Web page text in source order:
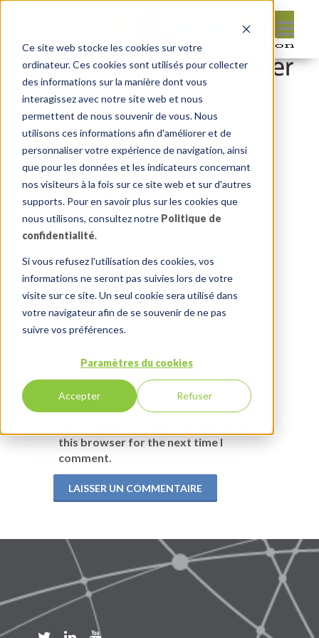
Ce site web stocke les cookies sur votre
ordinateur. Ces cookies sont utilisés pour collecter
des informations sur la manière dont vous
interagissez avec notre site web et nous
permettent de nous souvenir de vous. Nous
utilisons ces informations afin d'améliorer et de
personnaliser votre expérience de navigation, ainsi
que pour les données et les indicateurs concernant
nos visiteurs à la fois sur ce site web et sur d'autres
supports. Pour en savoir plus sur les cookies que
nous utilisons, consultez notre Politique de
confidentialité.
Si vous refusez l'utilisation des cookies, vos
informations ne seront pas suivies lors de votre
visite sur ce site. Un seul cookie sera utilisé dans
votre navigateur afin de se souvenir de ne pas
suivre vos préférences.
Paramètres du cookies
Accepter Refuser
Leave reply:
this browser for the next time I
comment.